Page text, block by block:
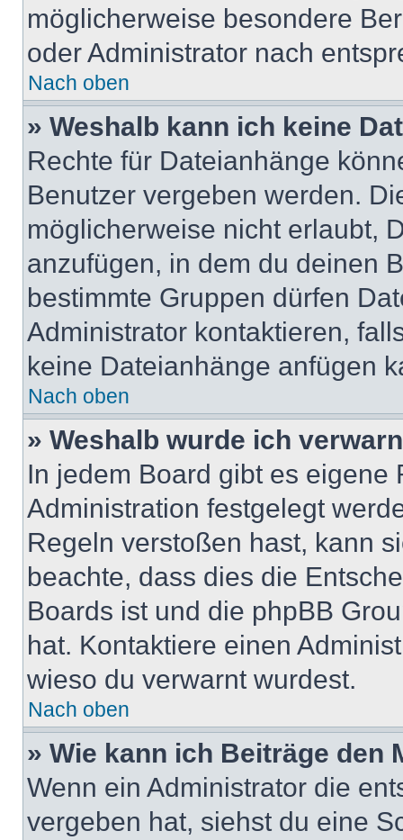
möglicherweise besondere
oder Administrator nach
Nach oben
» Weshalb kann ich keine
Rechte für Dateianhänge
Benutzer vergeben werden.
möglicherweise nicht erlaubt,
anzufügen, in dem du deinen
bestimmte Gruppen dürfen
Administrator kontaktieren,
keine Dateianhänge anfügen
Nach oben
» Weshalb wurde ich
In jedem Board gibt es
Administration festgelegt
Regeln verstoßen hast, kann
beachte, dass dies die
Boards ist und die phpBB
hat. Kontaktiere einen
wieso du verwarnt wurdest.
Nach oben
» Wie kann ich Beiträge den
Wenn ein Administrator die
vergeben hat, siehst du eine